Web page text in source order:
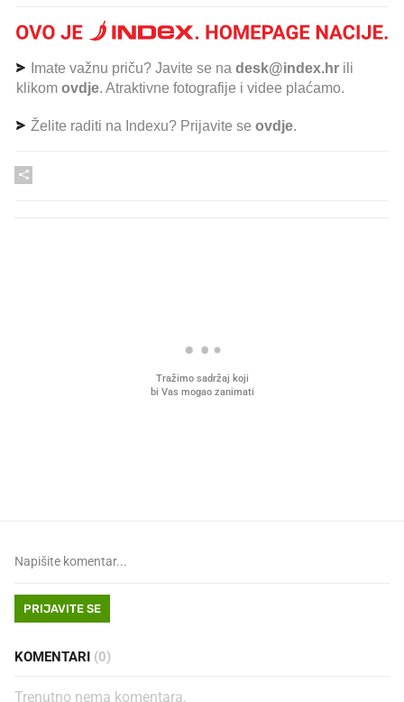
Imate važnu priču? Javite se na desk@index.hr ili
klikom ovdje. Atraktivne fotografije i videe plaćamo.
Želite raditi na Indexu? Prijavite se ovdje.
PRIJAVITE SE
KOMENTARI (0)
Trenutno nema komentara.